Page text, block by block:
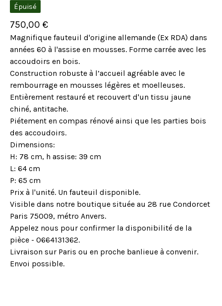
Épuisé
750,00 €
Magnifique fauteuil d'origine allemande (Ex RDA) dans
années 60 à l'assise en mousses. Forme carrée avec les
accoudoirs en bois.
Construction robuste à l’accueil agréable avec le
rembourrage en mousses légères et moelleuses.
Entièrement restauré et recouvert d'un tissu jaune
chiné, antitache.
Piétement en compas rénové ainsi que les parties bois
des accoudoirs.
Dimensions:
H: 78 cm, h assise: 39 cm
L: 64 cm
P: 65 cm
Prix à l'unité. Un fauteuil disponible.
Visible dans notre boutique située au 28 rue Condorcet
Paris 75009, métro Anvers.
Appelez nous pour confirmer la disponibilité de la
pièce - 0664131362.
Livraison sur Paris ou en proche banlieue à convenir.
Envoi possible.